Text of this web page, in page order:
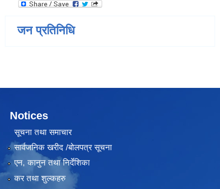
जन प्रतिनिधि
Notices
सूचना तथा समाचार
सार्वजनिक खरीद /बोलपत्र सूचना
एन, कानुन तथा निर्देशिका
कर तथा शुल्कहरु